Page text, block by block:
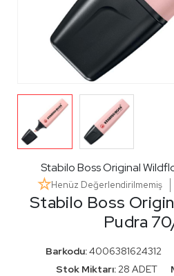
Stabilo Boss
Pudra
Stabilo Boss Original
Henüz Değerlendirilmemiş
Barkodu:4006381624312
Stok Miktarı: 28 ADET